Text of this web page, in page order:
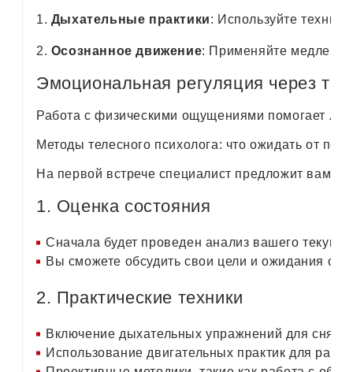
1. Дыхательные практики: Используйте
2. Осознанное движение: Применяйте
Эмоциональная регуляция через
Работа с физическими ощущениями помогает
Методы телесного психолога: что ожидать от
На первой встрече специалист предложит вам
1. Оценка состояния
Сначала будет проведен анализ вашего
Вы сможете обсудить свои цели и ожидания от
2. Практические техники
Включение дыхательных упражнений для
Использование двигательных практик для